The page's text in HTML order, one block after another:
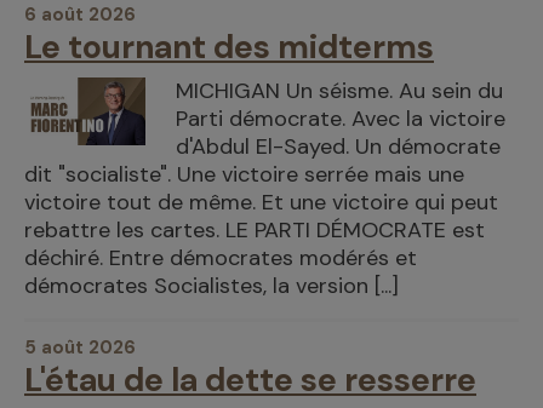
6 août 2026
Le tournant des midterms
MICHIGAN Un séisme. Au sein du
Parti démocrate. Avec la victoire
d'Abdul El-Sayed. Un démocrate
dit "socialiste". Une victoire serrée mais une
victoire tout de même. Et une victoire qui peut
rebattre les cartes. LE PARTI DÉMOCRATE est
déchiré. Entre démocrates modérés et
démocrates Socialistes, la version [...]
5 août 2026
L'étau de la dette se resserre